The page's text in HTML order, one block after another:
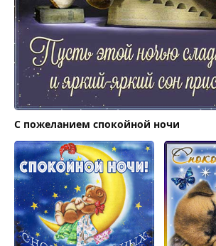
С пожеланием спокойной ночи